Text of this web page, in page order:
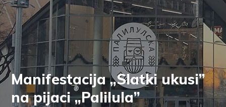
Manifestacija „Slatki ukusi”
na pijaci „Palilula”